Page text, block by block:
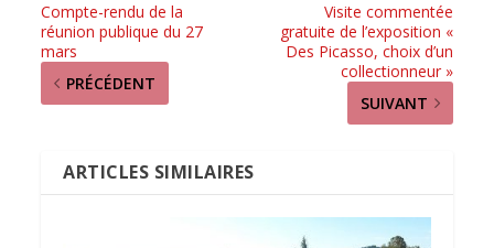
Compte-rendu de la
réunion publique du 27
mars
PRÉCÉDENT
Visite commentée
gratuite de l’exposition «
Des Picasso, choix d’un
collectionneur »
SUIVANT
ARTICLES SIMILAIRES